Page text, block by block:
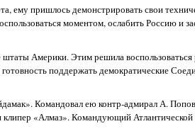
ему пришлось демонстрировать свои
моментом, ослабить Россию и
Америки. Этим решила воспользоваться
поддержать демократические
Командовал ею контр-адмирал А.
«Алмаз». Командующий Атлантической